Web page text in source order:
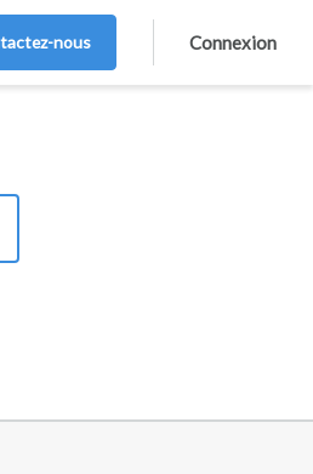
nous Connexion